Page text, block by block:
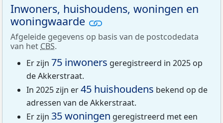
Inwoners, huishoudens, woningen en
woningwaarde
Afgeleide gegevens op basis van de postcodedata
van het CBS.
Er zijn 75 inwoners geregistreerd in 2025 op
de Akkerstraat.
In 2025 zijn er45 huishoudens bekend op de
adressen van de Akkerstraat.
Er zijn 35 woningen geregistreerd met een